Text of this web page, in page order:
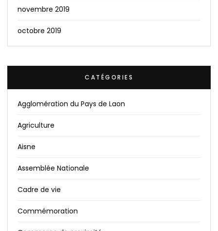
novembre 2019
octobre 2019
CATÉGORIES
Agglomération du Pays de Laon
Agriculture
Aisne
Assemblée Nationale
Cadre de vie
Commémoration